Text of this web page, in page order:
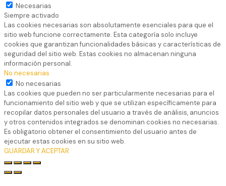
Necesarias
Siempre activado
Las cookies necesarias son absolutamente esenciales para que el
sitio web funcione correctamente. Esta categoría solo incluye
cookies que garantizan funcionalidades básicas y características de
seguridad del sitio web. Estas cookies no almacenan ninguna
información personal.
No necesarias
No necesarias
Las cookies que pueden no ser particularmente necesarias para el
funcionamiento del sitio web y que se utilizan específicamente para
recopilar datos personales del usuario a través de análisis, anuncios
y otros contenidos integrados se denominan cookies no necesarias.
Es obligatorio obtener el consentimiento del usuario antes de
ejecutar estas cookies en su sitio web.
GUARDAR Y ACEPTAR